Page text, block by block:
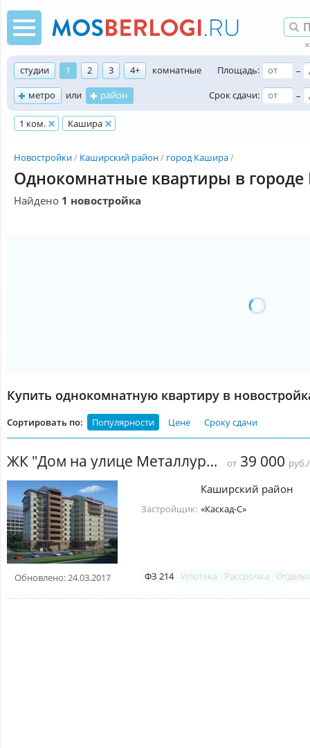
студии 1 2 3 4+
комнатные
метро
или район
Площадь:
–
Срок сдачи:
–
1 ком. Кашира
Новостройки Каширский район город Кашира
Однокомнатные квартиры в
Найдено 1 новостройка
Купить однокомнатную квартиру в
Сортировать по: Популярности Цене Сроку сдачи
ЖК "Дом на улице Металлургов" (Кашира) от 39 000
Обновлено: 24.03.2017
Каширский район
Застройщик: «Каскад-С»
ФЗ 214 Ипотека Рассрочка